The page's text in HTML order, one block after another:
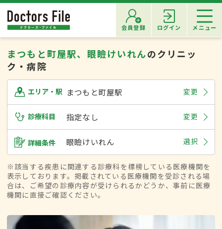
会員登録 ログイン メニュー
まつもと町屋駅、眼瞼けいれんのクリニッ
ク・病院
エリア・駅 まつもと町屋駅 変更
診療科目 指定なし 変更
詳細条件 眼瞼けいれん 選択
※該当する疾患に関連する診療科を標榜している医療機関を
表示しております。掲載されている医療機関を受診される場
合は、ご希望の診療内容が受けられるかどうか、事前に医療
機関に直接ご確認ください。